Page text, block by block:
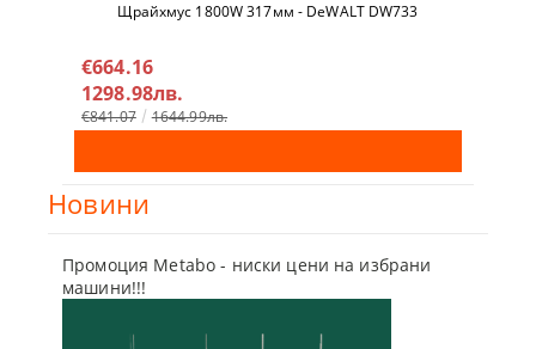
Щрайхмус 1800W 317мм - DeWALT DW733
€664.16
1298.98лв.
€841.07 1644.99лв.
Новини
Промоция Metabo - ниски цени на избрани
машини!!!